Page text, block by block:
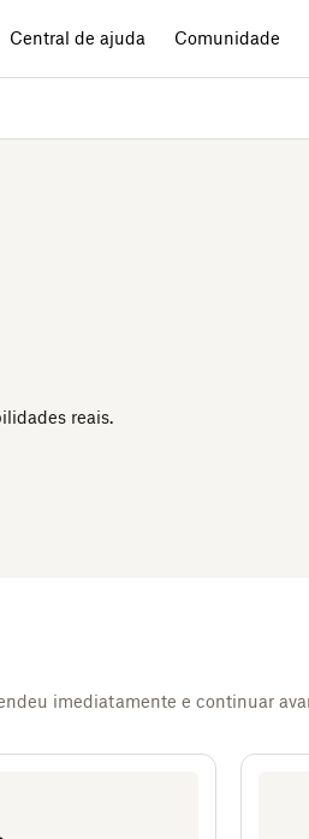
Central de ajuda Comunidade
reais.
imediatamente e continuar